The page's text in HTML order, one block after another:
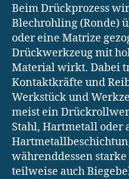
Beim Drückprozess
Blechrohling (Ronde)
oder eine Matrize
Drückwerkzeug mit
Material wirkt. Dabei
Kontaktkräfte und
Werkstück und
meist ein
Stahl, Hartmetall oder
währenddessen
teilweise auch